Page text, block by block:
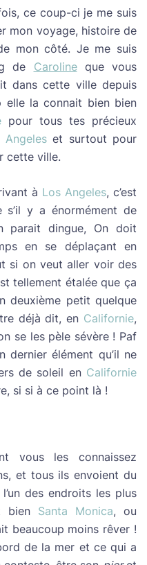
ce coup-ci je me suis
mon voyage, histoire de
mon côté. Je me suis
de
Caroline que vous
dans cette ville depuis
elle la connait bien bien
pour tous tes précieux
Angeles et surtout pour
cette ville.
à Los Angeles, c’est
s’il y a énormément de
parait dingue, On doit
en se déplaçant en
si on veut aller voir des
tellement étalée que ça
deuxième petit quelque
déjà dit, en Californie,
se les pèle sévère ! Paf
dernier élément qu’il ne
de soleil en Californie
si si à ce point là !
vous les connaissez
et tous ils envoient du
des endroits les plus
bien Santa Monica, ou
beaucoup moins rêver !
de la mer et ce qui a